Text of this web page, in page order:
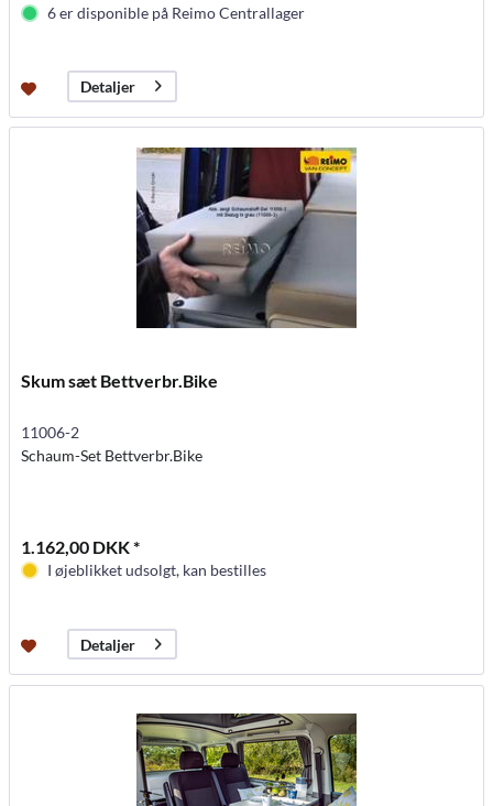
6 er disponible på Reimo Centrallager
Detaljer
Skum sæt Bettverbr.Bike
11006-2
Schaum-Set Bettverbr.Bike
1.162,00 DKK *
I øjeblikket udsolgt, kan bestilles
Detaljer